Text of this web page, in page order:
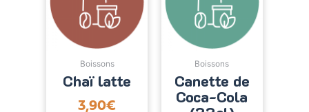
Boissons
Chaï latte
3,90€
Boissons
Canette de
Coca-Cola